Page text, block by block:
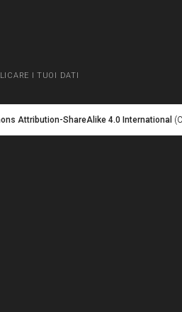
I TUOI DATI
Attribution-ShareAlike 4.0 International